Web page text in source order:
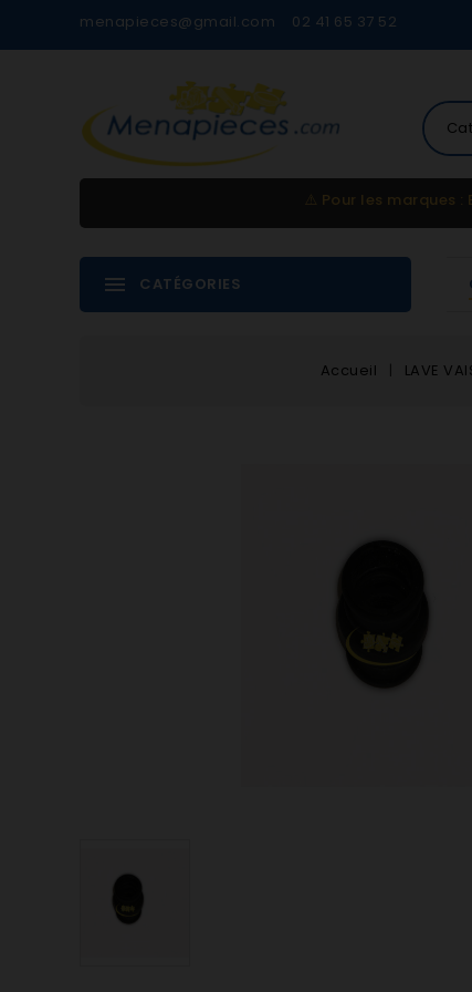
menapieces@gmail.com 02 41 65 37 52
⚠️ Pour les marques
CATÉGORIES
Accueil LAVE